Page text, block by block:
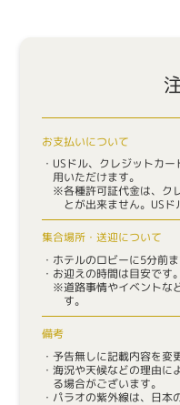
お支払いについて
USドル、クレジットカ
用いただけます。
各種許可証代金は、ク
とが出来ません。USド
集合場所・送迎について
ホテルのロビーに5分前
お迎えの時間は目安です
道路事情やイベントな
す。
備考
予告無しに記載内容を変
海況や天候などの理由に
る場合がございます。
パラオの紫外線は、日本